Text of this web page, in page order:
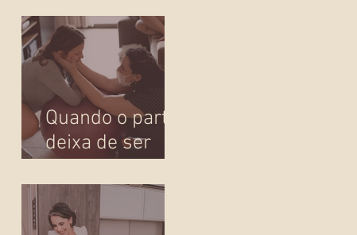
Quando o parto
deixa de ser
passa a ser
presença!